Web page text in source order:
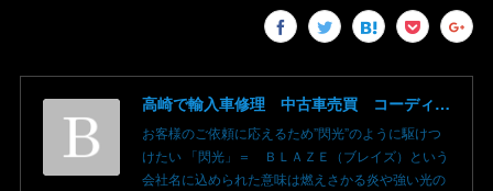
高崎で輸入車修理 中古車売買 コーディングならBLAZE（ブレイズ）へ│BLAZE Total Car Support & Modify in Takasaki Gunma
お客様のご依頼に応えるため”閃光”のように駆けつ
けたい 「閃光」＝ ＢＬＡＺＥ（ブレイズ）という
会社名に込められた意味は燃えさかる炎や強い光の